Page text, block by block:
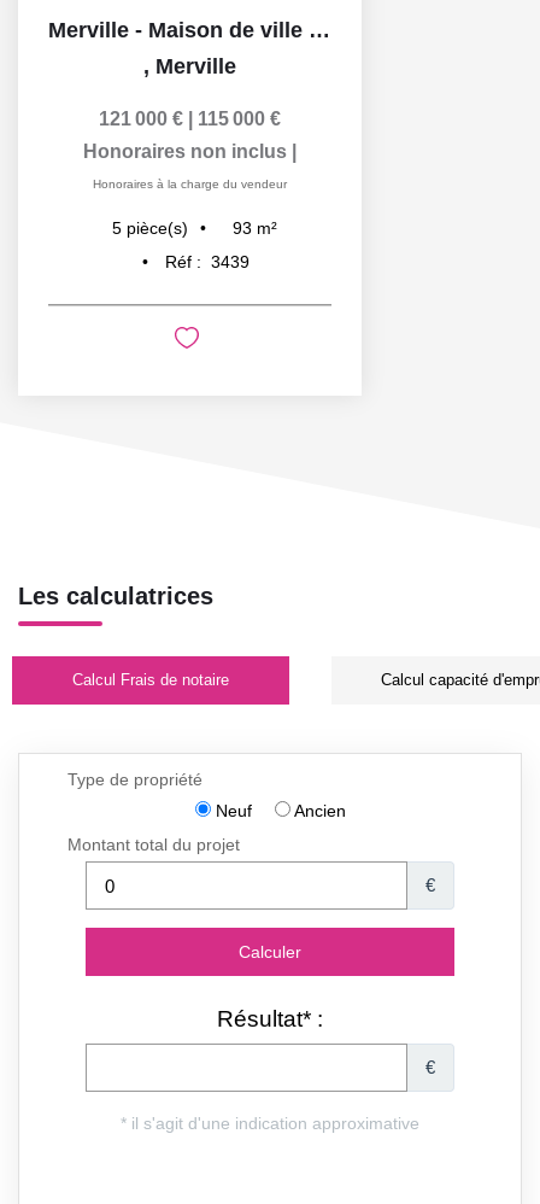
Merville - Maison de ville 93 m² - 3 chambres - bureau -...
, Merville
121 000 €
115 000 €
Honoraires non inclus
Honoraires à la charge du vendeur
5 pièce(s) 93 m²
Réf : 3439
Les calculatrices
Calcul Frais de notaire Calcul capacité